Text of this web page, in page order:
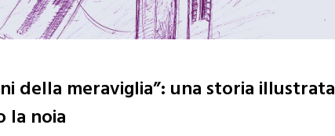
della meraviglia”: una storia illustrata
la noia